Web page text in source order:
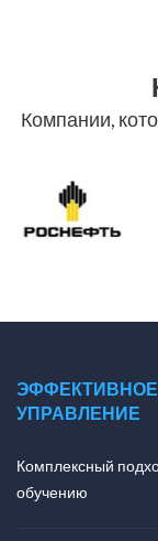
Компании,
ЭФФЕКТИВНОЕ
УПРАВЛЕНИЕ
Комплексный
обучению